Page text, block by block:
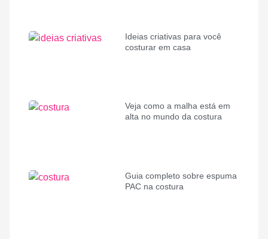
Ideias criativas para você
costurar em casa
Veja como a malha está em
alta no mundo da costura
Guia completo sobre espuma
PAC na costura